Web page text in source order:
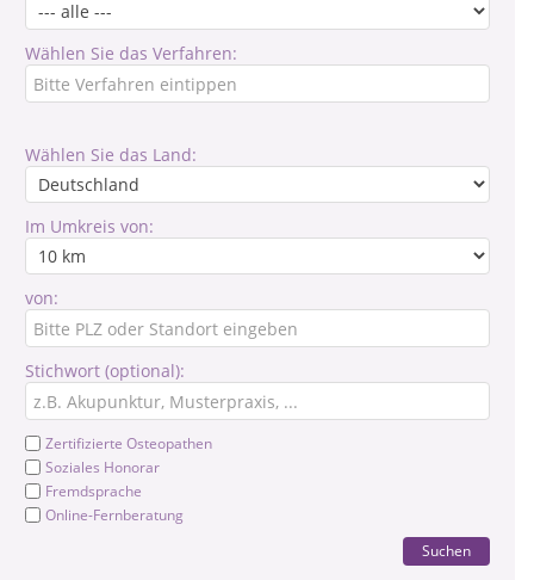
Wählen Sie das Verfahren:
Wählen Sie das Land:
Im Umkreis von:
von:
Stichwort (optional):
Zertifizierte Osteopathen
Soziales Honorar
Fremdsprache
Online-Fernberatung
Suchen